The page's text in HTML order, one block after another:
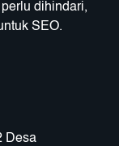
dihindari,
SEO.
Desa